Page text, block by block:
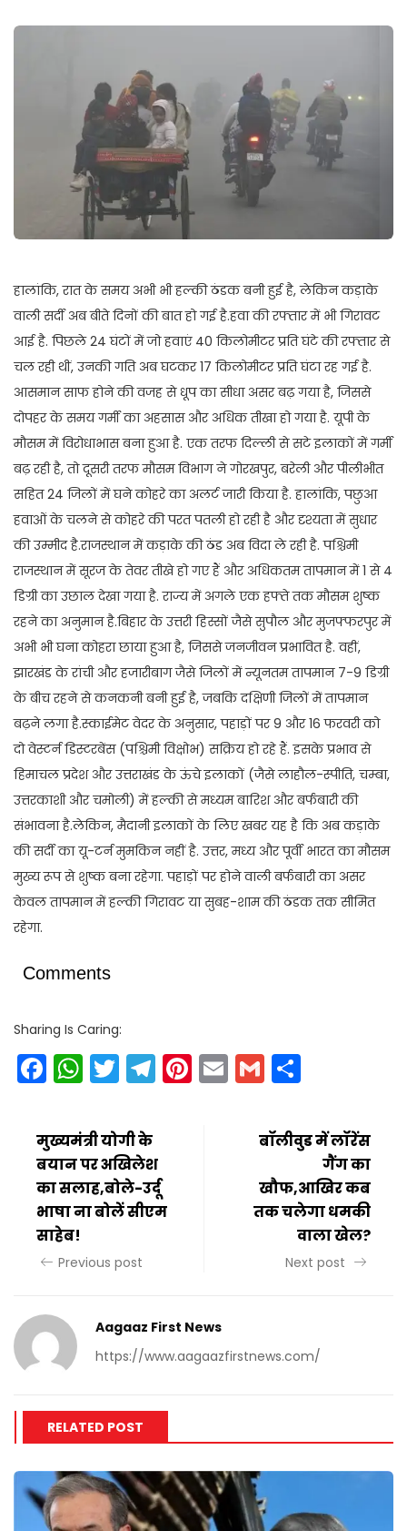
हालांकि, रात के समय अभी भी हल्की ठंडक बनी हुई है, लेकिन कड़ाके
वाली सर्दी अब बीते दिनों की बात हो गई है.हवा की रफ्तार में भी गिरावट
आई है. पिछले 24 घंटों में जो हवाएं 40 किलोमीटर प्रति घंटे की रफ्तार से
चल रही थीं, उनकी गति अब घटकर 17 किलोमीटर प्रति घंटा रह गई है.
आसमान साफ होने की वजह से धूप का सीधा असर बढ़ गया है, जिससे
दोपहर के समय गर्मी का अहसास और अधिक तीखा हो गया है. यूपी के
मौसम में विरोधाभास बना हुआ है. एक तरफ दिल्ली से सटे इलाकों में गर्मी
बढ़ रही है, तो दूसरी तरफ मौसम विभाग ने गोरखपुर, बरेली और पीलीभीत
सहित 24 जिलों में घने कोहरे का अलर्ट जारी किया है. हालांकि, पछुआ
हवाओं के चलने से कोहरे की परत पतली हो रही है और दृश्यता में सुधार
की उम्मीद है.राजस्थान में कड़ाके की ठंड अब विदा ले रही है. पश्चिमी
राजस्थान में सूरज के तेवर तीखे हो गए हैं और अधिकतम तापमान में 1 से 4
डिग्री का उछाल देखा गया है. राज्य में अगले एक हफ्ते तक मौसम शुष्क
रहने का अनुमान है.बिहार के उत्तरी हिस्सों जैसे सुपौल और मुजफ्फरपुर में
अभी भी घना कोहरा छाया हुआ है, जिससे जनजीवन प्रभावित है. वहीं,
झारखंड के रांची और हजारीबाग जैसे जिलों में न्यूनतम तापमान 7-9 डिग्री
के बीच रहने से कनकनी बनी हुई है, जबकि दक्षिणी जिलों में तापमान
बढ़ने लगा है.स्काईमेट वेदर के अनुसार, पहाड़ों पर 9 और 16 फरवरी को
दो वेस्टर्न डिस्टरबेंस (पश्चिमी विक्षोभ) सक्रिय हो रहे हैं. इसके प्रभाव से
हिमाचल प्रदेश और उत्तराखंड के ऊंचे इलाकों (जैसे लाहौल-स्पीति, चम्बा,
उत्तरकाशी और चमोली) में हल्की से मध्यम बारिश और बर्फबारी की
संभावना है.लेकिन, मैदानी इलाकों के लिए खबर यह है कि अब कड़ाके
की सर्दी का यू-टर्न मुमकिन नहीं है. उत्तर, मध्य और पूर्वी भारत का मौसम
मुख्य रूप से शुष्क बना रहेगा. पहाड़ों पर होने वाली बर्फबारी का असर
केवल तापमान में हल्की गिरावट या सुबह-शाम की ठंडक तक सीमित
रहेगा.
Comments
Sharing Is Caring:
Facebook
WhatsApp
Twitter
Telegram
Pinterest
EmailGmail
मुख्यमंत्री योगी के
बयान पर अखिलेश
का सलाह,बोले-उर्दू
भाषा ना बोलें सीएम
साहेब!
Previous post
बॉलीवुड में लॉरेंस
गैंग का
खौफ,आखिर कब
तक चलेगा धमकी
वाला खेल?
Next post
Aagaaz First News
https://www.aagaazfirstnews.com/
RELATED POST